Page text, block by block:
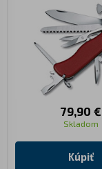
79,90 €
Skladom
Kúpiť